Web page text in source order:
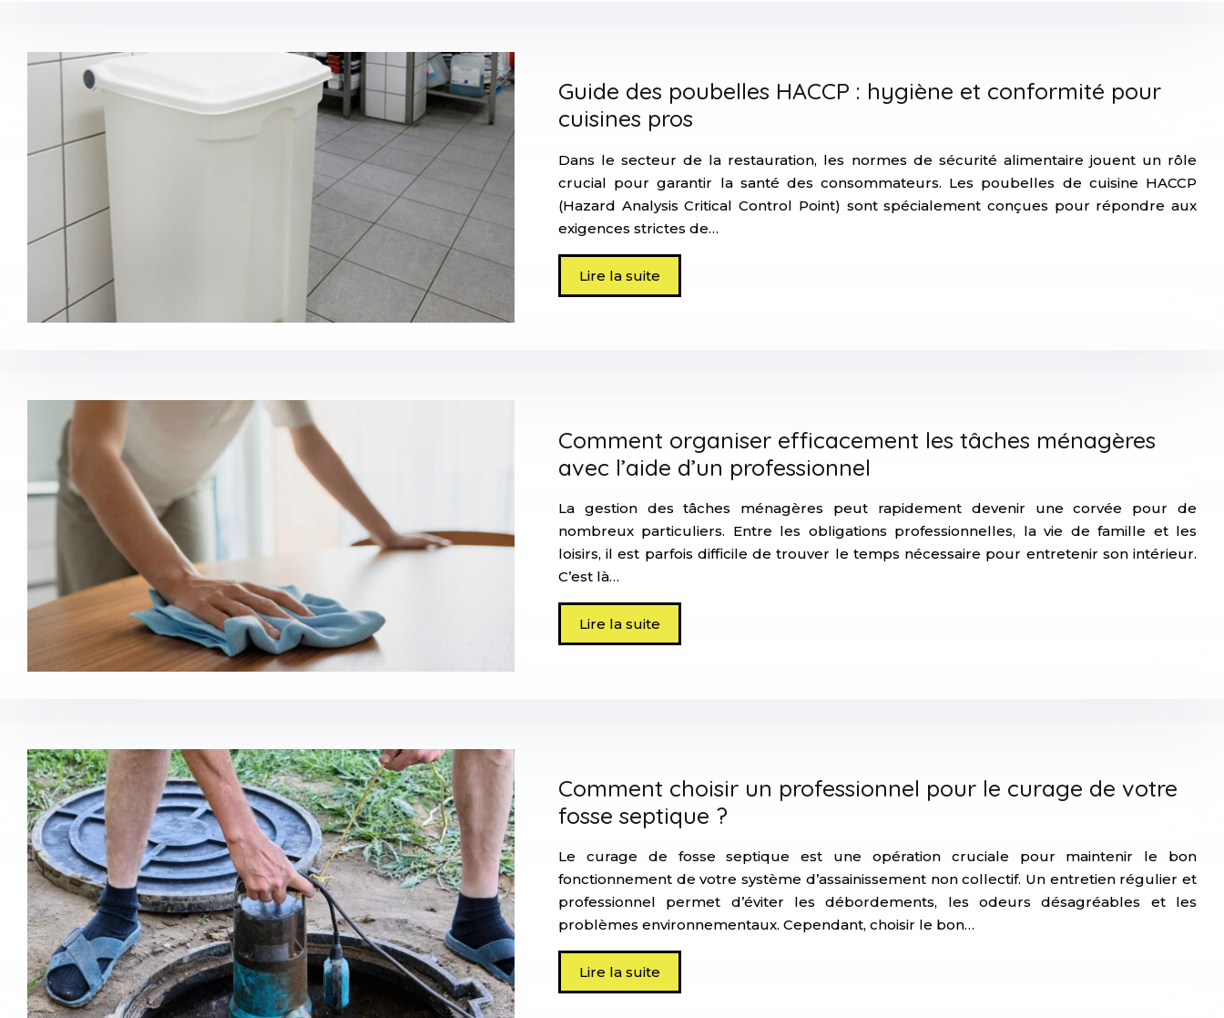
Guide des poubelles HACCP : hygiène et conformité pour
cuisines pros
Dans le secteur de la restauration, les normes de sécurité alimentaire jouent un rôle
crucial pour garantir la santé des consommateurs. Les poubelles de cuisine HACCP
(Hazard Analysis Critical Control Point) sont spécialement conçues pour répondre aux
exigences strictes de…
Lire la suite
Comment organiser efficacement les tâches ménagères
avec l’aide d’un professionnel
La gestion des tâches ménagères peut rapidement devenir une corvée pour de
nombreux particuliers. Entre les obligations professionnelles, la vie de famille et les
loisirs, il est parfois difficile de trouver le temps nécessaire pour entretenir son intérieur.
C’est là…
Lire la suite
Comment choisir un professionnel pour le curage de votre
fosse septique ?
Le curage de fosse septique est une opération cruciale pour maintenir le bon
fonctionnement de votre système d’assainissement non collectif. Un entretien régulier et
professionnel permet d’éviter les débordements, les odeurs désagréables et les
problèmes environnementaux. Cependant, choisir le bon…
Lire la suite